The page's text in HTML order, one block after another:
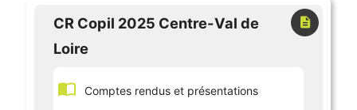
CR Copil 2025 Centre-Val de
Loire
description
import_contacts Comptes rendus et présentations